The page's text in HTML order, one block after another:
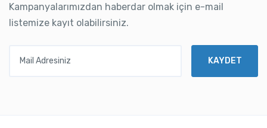
Kampanyalarımızdan haberdar olmak için e-mail
listemize kayıt olabilirsiniz.
KAYDET